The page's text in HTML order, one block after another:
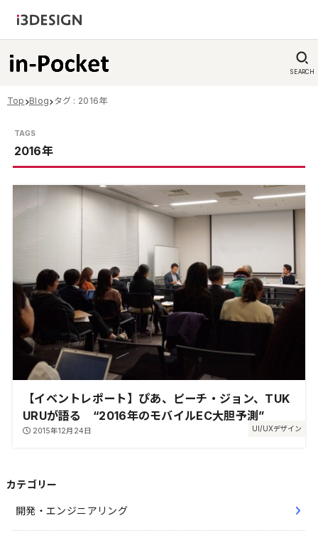
SEARCH
Top Blog タグ : 2016年
2016年
UI/UXデザイン
【イベントレポート】ぴあ、ピーチ・ジョン、TUK
URUが語る “2016年のモバイルEC大胆予測”
2015年12月24日
カテゴリー
開発・エンジニアリング